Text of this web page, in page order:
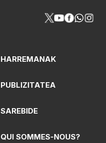
HARREMANAK
PUBLIZITATEA
SAREBIDE
QUI SOMMES-NOUS?